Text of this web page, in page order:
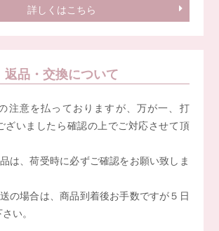
詳しくはこちら
返品・交換について
注意を払っておりますが、万が一、打
ざいましたら確認の上でご対応させて頂
は、荷受時に必ずご確認をお願い致しま
の場合は、商品到着後お手数ですが５日
い。